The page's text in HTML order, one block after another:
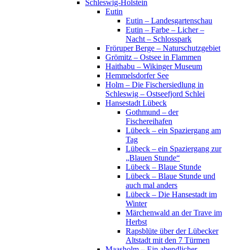
Schleswig-Holstein
Eutin
Eutin – Landesgartenschau
Eutin – Farbe – Licher –
Nacht – Schlosspark
Fröruper Berge – Naturschutzgebiet
Grömitz – Ostsee in Flammen
Haithabu – Wikinger Museum
Hemmelsdorfer See
Holm – Die Fischersiedlung in
Schleswig – Ostseefjord Schlei
Hansestadt Lübeck
Gothmund – der
Fischereihafen
Lübeck – ein Spaziergang am
Tag
Lübeck – ein Spaziergang zur
„Blauen Stunde“
Lübeck – Blaue Stunde
Lübeck – Blaue Stunde und
auch mal anders
Lübeck – Die Hansestadt im
Winter
Märchenwald an der Trave im
Herbst
Rapsblüte über der Lübecker
Altstadt mit den 7 Türmen